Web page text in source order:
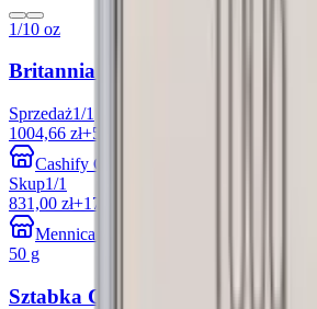
1/10 oz
Britannia 1/10 uncji Platyny
Sprzedaż1/1
1004,66 zł+52.42%
Cashify Gold
Skup1/1
831,00 zł+17.29%
Mennica Skarbowa
50 g
Sztabka Combibar 50x1g